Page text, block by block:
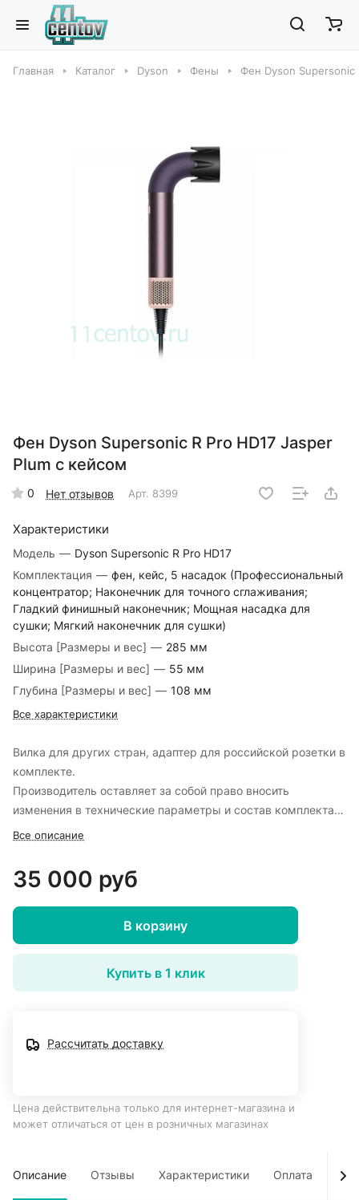
Главная Каталог Dyson Фены Фен Dyson Supersonic
Фен Dyson Supersonic R Pro HD17 Jasper
Plum с кейсом
0 Нет отзывов Арт. 8399
Характеристики
Модель — Dyson Supersonic R Pro HD17
Комплектация — фен, кейс, 5 насадок (Профессиональный
концентратор; Наконечник для точного сглаживания;
Гладкий финишный наконечник; Мощная насадка для
сушки; Мягкий наконечник для сушки)
Высота [Размеры и вес] — 285 мм
Ширина [Размеры и вес] — 55 мм
Глубина [Размеры и вес] — 108 мм
Все характеристики
Вилка для других стран, адаптер для российской розетки в
комплекте.
Производитель оставляет за собой право вносить
изменения в технические параметры и состав комплекта
поставки продукции без предварительного уведомления.
Все описание
35 000 руб
В корзину
Купить в 1 клик
Рассчитать доставку
Цена действительна только для интернет-магазина и
может отличаться от цен в розничных магазинах
Описание Отзывы Характеристики Оплата